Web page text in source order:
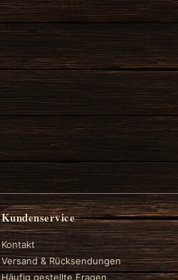
Kundenservice
Kontakt
Versand & Rücksendungen
Häufig gestellte Fragen